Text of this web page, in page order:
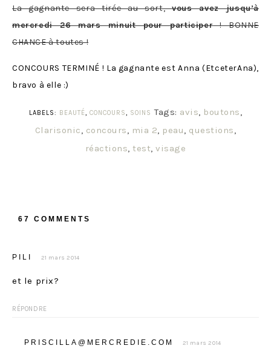
La gagnante sera tirée au sort,vous avez jusqu’à
mercredi 26 mars minuit pour participer! BONNE
CHANCE à toutes !
CONCOURS TERMINÉ ! La gagnante est Anna (EtceterAna),
bravo à elle :)
LABELS: BEAUTÉ, CONCOURS, SOINS Tags: avis, boutons,
Clarisonic, concours, mia 2, peau, questions,
réactions,test,visage
67 COMMENTS
PILI 21 mars 2014
et le prix?
RÉPONDRE
PRISCILLA@MERCREDIE.COM 21 mars 2014